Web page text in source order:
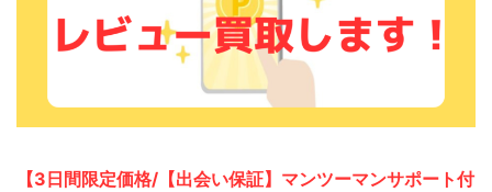
【3日間限定価格/【出会い保証】マンツーマンサポート付